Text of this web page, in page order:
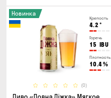
Крепость
4.2 °
Горечь
15 IBU
Плотность
10.4%
(0)
Новинка